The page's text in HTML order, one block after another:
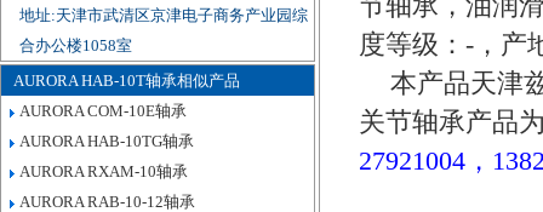
地址:天津市武清区京津电子商务产业园综
合办公楼1058室
AURORA HAB-10T轴承相似产品
AURORA COM-10E轴承
AURORA HAB-10TG轴承
AURORA RXAM-10轴承
AURORA RAB-10-12轴承
度等级：-，产
本产品天津
关节轴承产品
27921004，